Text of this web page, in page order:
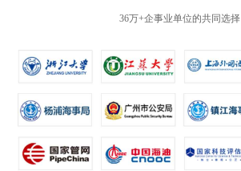
36万+企事业单位的共同选择